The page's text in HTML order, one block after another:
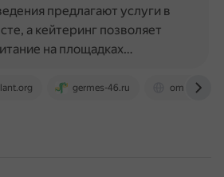
germes-46.ru
предлагают услуги в
а кейтеринг позволяет
на площадках…